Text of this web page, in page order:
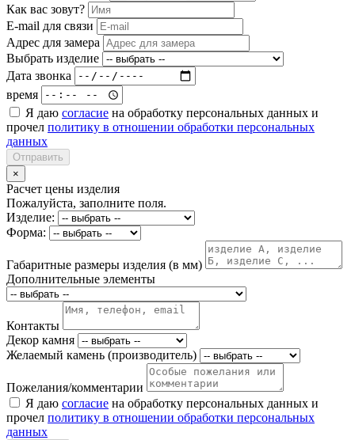
Как вас зовут?
E-mail для связи
Адрес для замера
Выбрать изделие
Дата звонка
время
Я даю согласие на обработку персональных данных и
прочел политику в отношении обработки персональных
данных
Отправить
×
Расчет цены изделия
Пожалуйста, заполните поля.
Изделие:
Форма:
Габаритные размеры изделия (в мм)
Дополнительные элементы
Контакты
Декор камня
Желаемый камень (производитель)
Пожелания/комментарии
Я даю согласие на обработку персональных данных и
прочел политику в отношении обработки персональных
данных